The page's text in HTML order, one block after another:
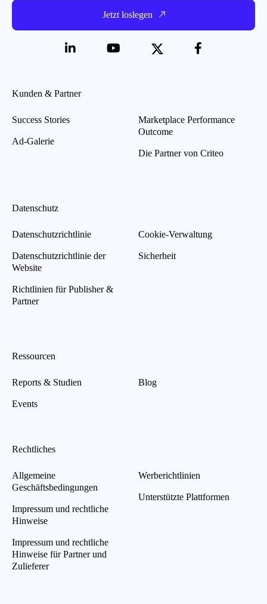
Jetzt loslegen
Kunden & Partner
Success Stories
Ad-Galerie
Marketplace Performance
Outcome
Die Partner von Criteo
Datenschutz
Datenschutzrichtlinie
Datenschutzrichtlinie der
Website
Richtlinien für Publisher &
Partner
Cookie-Verwaltung
Sicherheit
Ressourcen
Reports & Studien
Events
Blog
Rechtliches
Allgemeine
Geschäftsbedingungen
Impressum und rechtliche
Hinweise
Impressum und rechtliche
Hinweise für Partner und
Zulieferer
Werberichtlinien
Unterstützte Plattformen